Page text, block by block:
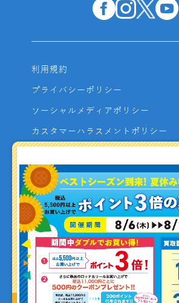
利用規約
プライバシーポリシー
ソーシャルメディアポリシー
カスタマーハラスメントポリシー
よくあるご質問
お問い合わせ
利用者資金の保全方法